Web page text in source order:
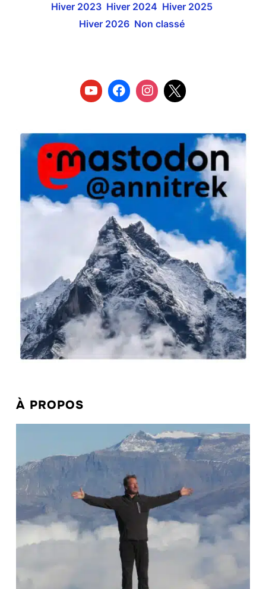
Hiver 2023 Hiver 2024 Hiver 2025
Hiver 2026 Non classé
À PROPOS